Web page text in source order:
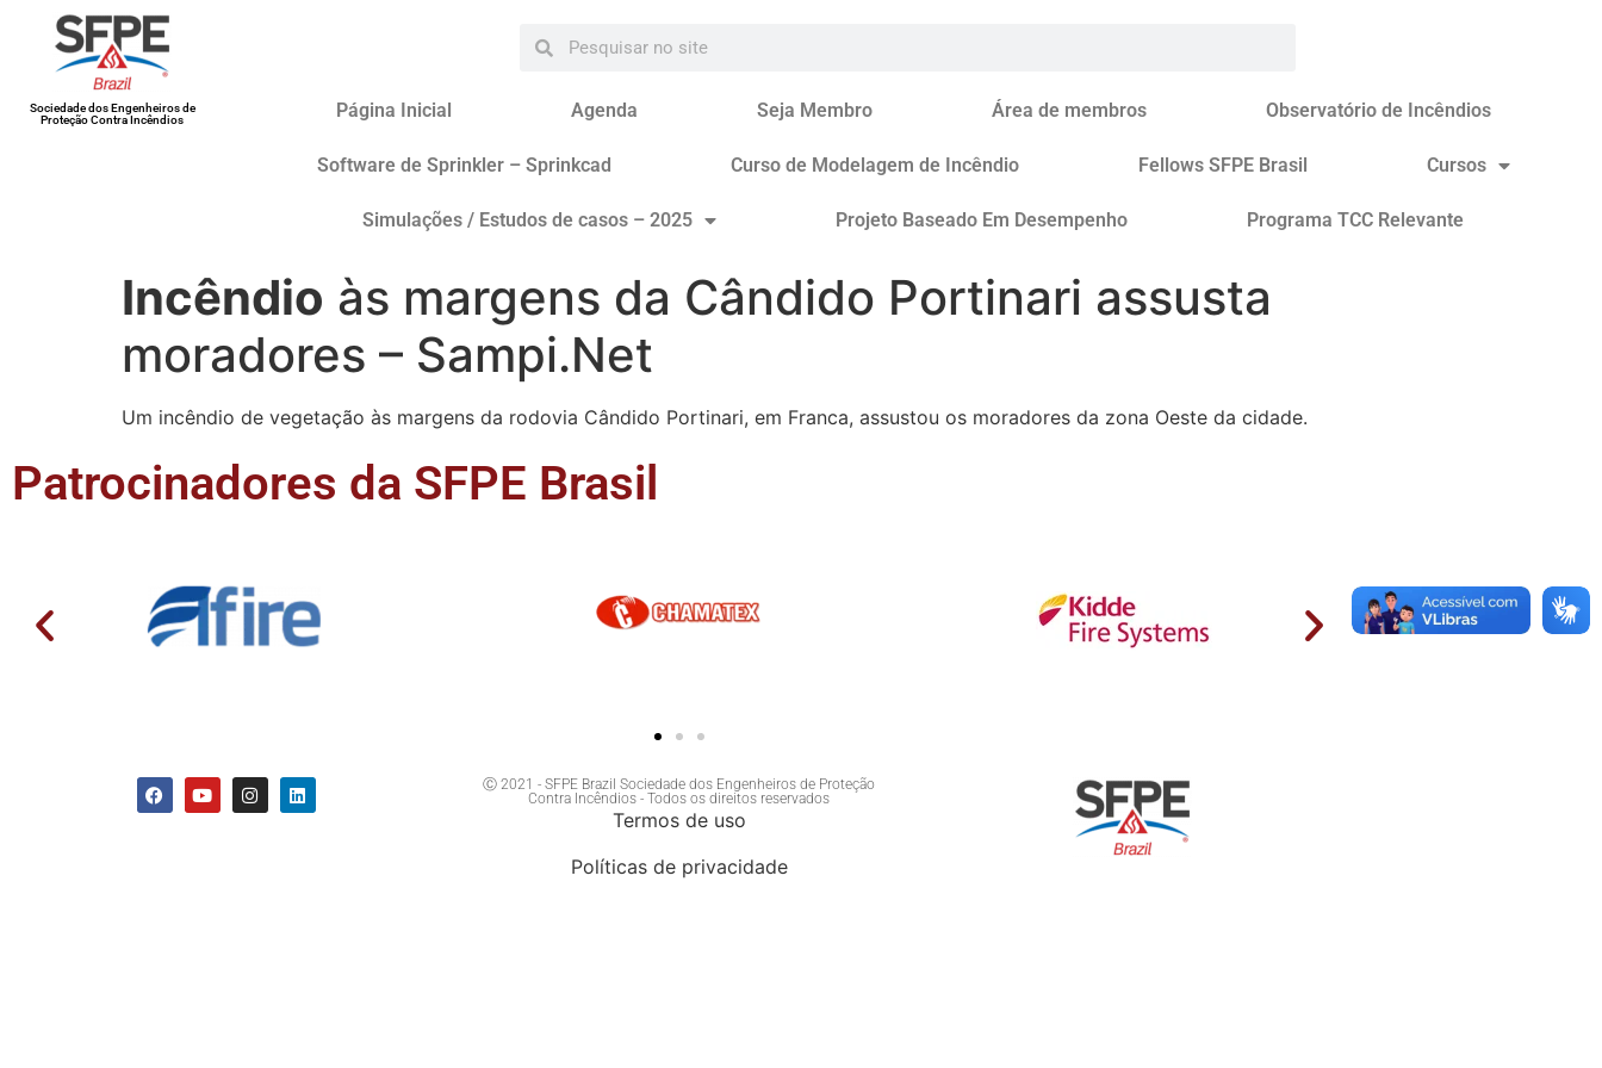
Sociedade dos Engenheiros de
Proteção Contra Incêndios
Página Inicial Agenda Seja Membro Área de membros Observatório de Incêndios
Software de Sprinkler – Sprinkcad Curso de Modelagem de Incêndio Fellows SFPE Brasil Cursos
Simulações / Estudos de casos – 2025 Projeto Baseado Em Desempenho Programa TCC Relevante
Incêndio às margens da Cândido Portinari assusta
moradores – Sampi.Net
Um incêndio de vegetação às margens da rodovia Cândido Portinari, em Franca, assustou os moradores da zona Oeste da cidade.
Patrocinadores da SFPE Brasil
Ⓒ 2021 - SFPE Brazil Sociedade dos Engenheiros de Proteção
Contra Incêndios - Todos os direitos reservados
Termos de uso
Políticas de privacidade